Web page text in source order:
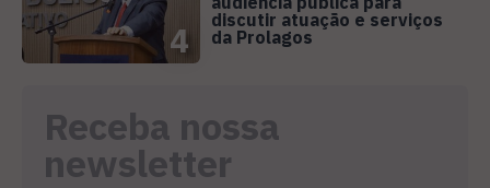
4
discutir atuação e serviços
da Prolagos
Receba nossa
newsletter